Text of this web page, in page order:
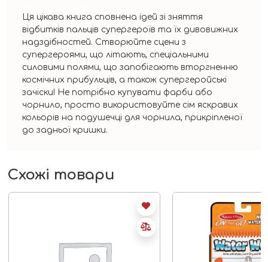
Ця цікава книга сповнена ідей зі зняття
відбитків пальців супергероїв та їх дивовижних
надздібностей. Створюйте сцени з
супергероями, що літають, спеціальними
силовими полями, що запобігають вторгненню
космічних прибульців, а також супергеройські
зачіски! Не потрібно купувати фарби або
чорнило, просто використовуйте сім яскравих
кольорів на подушечці для чорнила, прикріпленої
до задньої кришки.
Схожі товари